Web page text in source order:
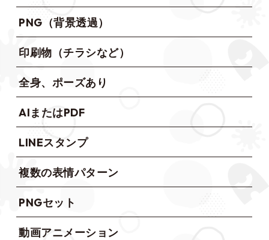
PNG（背景透過）
印刷物（チラシなど）
全身、ポーズあり
AIまたはPDF
LINEスタンプ
複数の表情パターン
PNGセット
動画アニメーション